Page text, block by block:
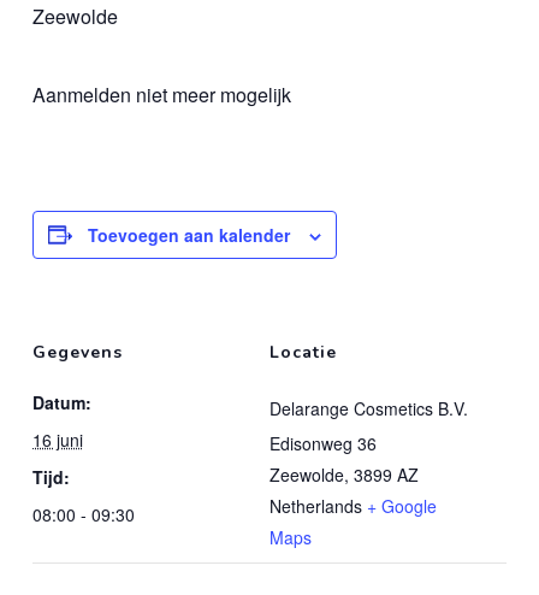
Zeewolde
Aanmelden niet meer mogelijk
Toevoegen aan kalender
Gegevens
Datum:
16 juni
Tijd:
08:00 - 09:30
Locatie
Delarange Cosmetics B.V.
Edisonweg 36
Zeewolde, 3899 AZ
Netherlands + Google
Maps